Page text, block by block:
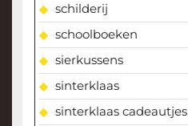
schilderij
schoolboeken
sierkussens
sinterklaas
sinterklaas cadeautjes